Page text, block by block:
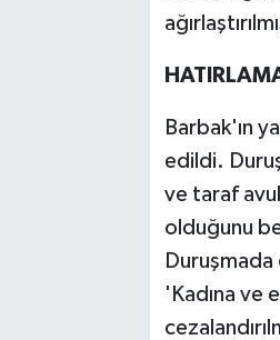
Barbak'ın
edildi.
ve taraf
olduğunu
Duruşmada
'Kadına ve